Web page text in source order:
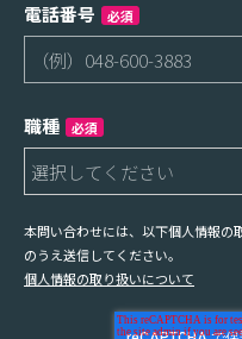
電話番号 必須
職種 必須
本問い合わせには、以下個人情報の
のうえ送信してください。
個人情報の取り扱いについて